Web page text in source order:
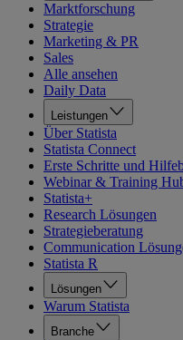
Marktforschung
Strategie
Marketing & PR
Sales
Alle ansehen
Daily Data
Leistungen
Über Statista
Statista Connect
Erste Schritte und
Webinar & Training
Statista+
Research Lösungen
Strategieberatung
Communication
Statista R
Lösungen
Warum Statista
Branche